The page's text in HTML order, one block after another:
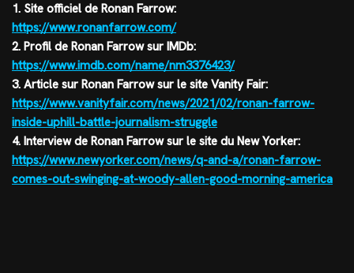
1. Site officiel de Ronan Farrow:
https://www.ronanfarrow.com/
2. Profil de Ronan Farrow sur IMDb:
https://www.imdb.com/name/nm3376423/
3. Article sur Ronan Farrow sur le site Vanity Fair:
https://www.vanityfair.com/news/2021/02/ronan-farrow-
inside-uphill-battle-journalism-struggle
4. Interview de Ronan Farrow sur le site du New Yorker:
https://www.newyorker.com/news/q-and-a/ronan-farrow-
comes-out-swinging-at-woody-allen-good-morning-america